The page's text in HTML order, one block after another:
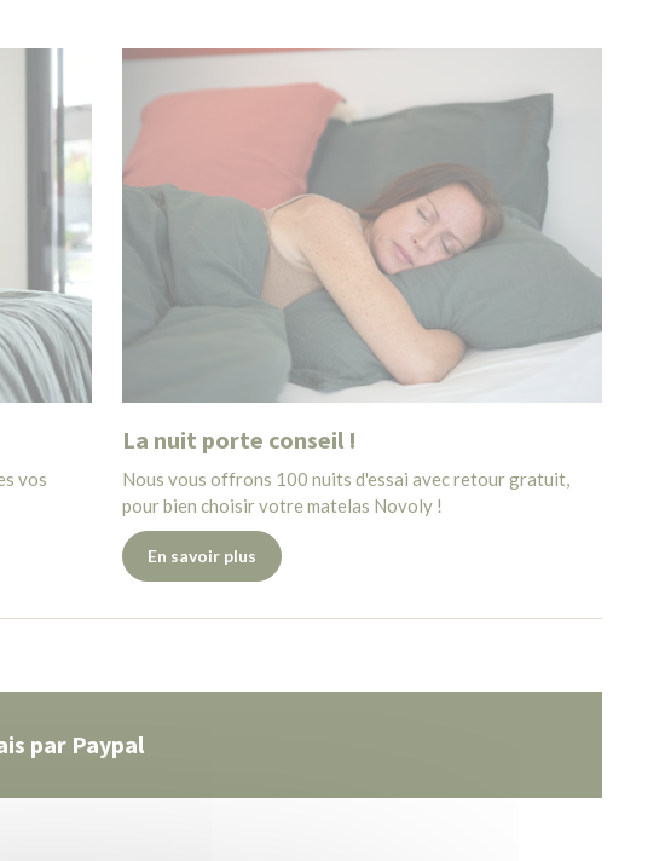
vos
La nuit porte conseil !
Nous vous offrons 100 nuits d'essai avec retour gratuit,
pour bien choisir votre matelas Novoly !
En savoir plus
par Paypal